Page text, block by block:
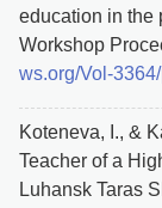
education in the
Workshop
ws.org/Vol-
Koteneva, I., &
Teacher of a
Luhansk Taras